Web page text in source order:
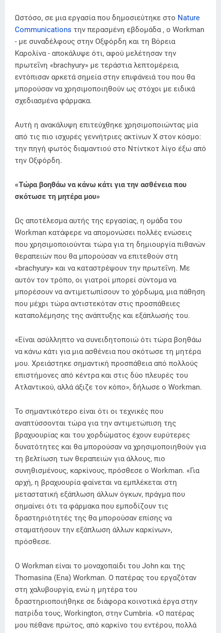
Ωστόσο, σε μια εργασία που δημοσιεύτηκε στο Nature
Communications την περασμένη εβδομάδα , ο Workman
- με συναδέλφους στην Οξφόρδη και τη Βόρεια
Καρολίνα - αποκάλυψε ότι, αφού μελέτησαν την
πρωτεΐνη «brachyury» με τεράστια λεπτομέρεια,
εντόπισαν αρκετά σημεία στην επιφάνειά του που θα
μπορούσαν να χρησιμοποιηθούν ως στόχοι με ειδικά
σχεδιασμένα φάρμακα.
Αυτή η ανακάλυψη επιτεύχθηκε χρησιμοποιώντας μία
από τις πιο ισχυρές γεννήτριες ακτίνων Χ στον κόσμο:
την πηγή φωτός διαμαντιού στο Ντίντκοτ λίγο έξω από
την Οξφόρδη.
«Τώρα βοηθάω να κάνω κάτι για την ασθένεια που
σκότωσε τη μητέρα μου»
Ως αποτέλεσμα αυτής της εργασίας, η ομάδα του
Workman κατάφερε να απομονώσει πολλές ενώσεις
που χρησιμοποιούνται τώρα για τη δημιουργία πιθανών
θεραπειών που θα μπορούσαν να επιτεθούν στη
«brachyury» και να καταστρέψουν την πρωτεΐνη. Με
αυτόν τον τρόπο, οι γιατροί μπορεί σύντομα να
μπορέσουν να αντιμετωπίσουν το χόρδωμα, μια πάθηση
που μέχρι τώρα αντιστεκόταν στις προσπάθειες
καταπολέμησης της ανάπτυξης και εξάπλωσής του.
«Είναι ασύλληπτο να συνειδητοποιώ ότι τώρα βοηθάω
να κάνω κάτι για μια ασθένεια που σκότωσε τη μητέρα
μου. Χρειάστηκε σημαντική προσπάθεια από πολλούς
επιστήμονες από κέντρα και στις δύο πλευρές του
Ατλαντικού, αλλά άξιζε τον κόπο», δήλωσε ο Workman.
Το σημαντικότερο είναι ότι οι τεχνικές που
αναπτύσσονται τώρα για την αντιμετώπιση της
βραχυουρίας και του χορδώματος έχουν ευρύτερες
δυνατότητες και θα μπορούσαν να χρησιμοποιηθούν για
τη βελτίωση των θεραπειών για άλλους, πιο
συνηθισμένους, καρκίνους, πρόσθεσε ο Workman. «Για
αρχή, η βραχυουρία φαίνεται να εμπλέκεται στη
μεταστατική εξάπλωση άλλων όγκων, πράγμα που
σημαίνει ότι τα φάρμακα που εμποδίζουν τις
δραστηριότητές της θα μπορούσαν επίσης να
σταματήσουν την εξάπλωση άλλων καρκίνων»,
πρόσθεσε.
Ο Workman είναι το μοναχοπαίδι του John και της
Thomasina (Ena) Workman. Ο πατέρας του εργαζόταν
στη χαλυβουργία, ενώ η μητέρα του
δραστηριοποιήθηκε σε διάφορα κοινοτικά έργα στην
πατρίδα τους, Workington, στην Cumbria. «Ο πατέρας
μου πέθανε πρώτος, από καρκίνο του εντέρου, πολλά